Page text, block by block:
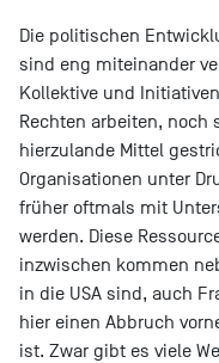
Die politischen
sind eng miteinander
Kollektive und
Rechten arbeiten, noch
hierzulande Mittel
Organisationen unter
früher oftmals mit
werden. Diese
inzwischen kommen
in die USA sind, auch
hier einen Abbruch
ist. Zwar gibt es viele